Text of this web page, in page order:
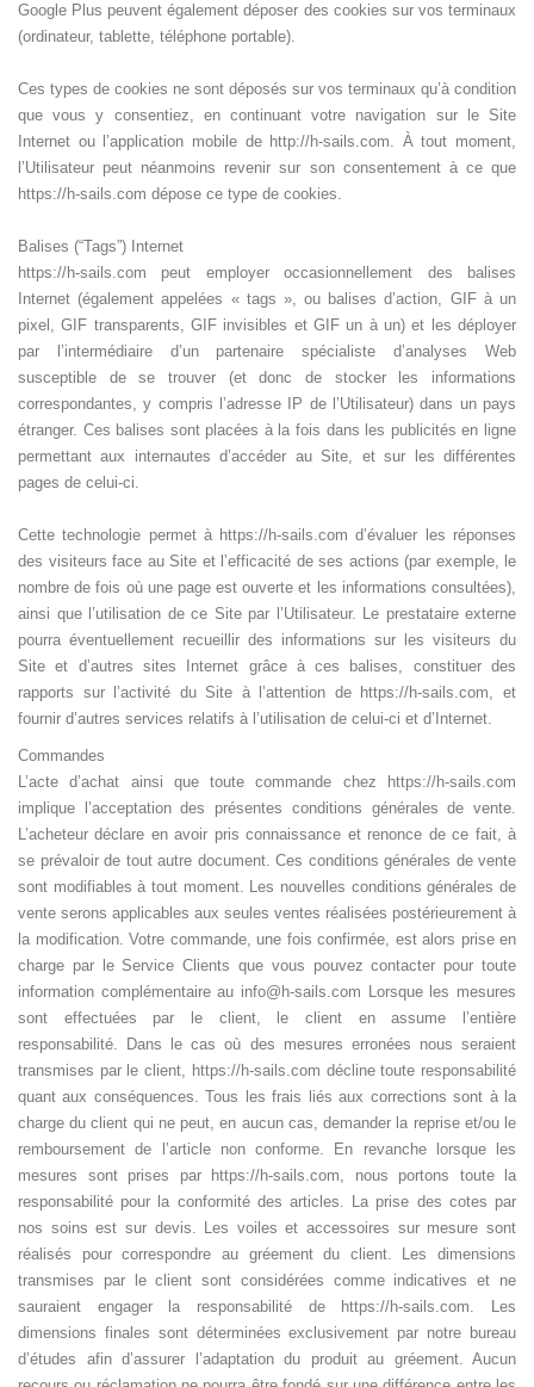
Google Plus peuvent également déposer des cookies sur vos terminaux
(ordinateur, tablette, téléphone portable).
Ces types de cookies ne sont déposés sur vos terminaux qu’à condition
que vous y consentiez, en continuant votre navigation sur le Site
Internet ou l’application mobile de http://h-sails.com. À tout moment,
l’Utilisateur peut néanmoins revenir sur son consentement à ce que
https://h-sails.com dépose ce type de cookies.
Balises (“Tags”) Internet
https://h-sails.com peut employer occasionnellement des balises
Internet (également appelées « tags », ou balises d’action, GIF à un
pixel, GIF transparents, GIF invisibles et GIF un à un) et les déployer
par l’intermédiaire d’un partenaire spécialiste d’analyses Web
susceptible de se trouver (et donc de stocker les informations
correspondantes, y compris l’adresse IP de l’Utilisateur) dans un pays
étranger. Ces balises sont placées à la fois dans les publicités en ligne
permettant aux internautes d’accéder au Site, et sur les différentes
pages de celui-ci.
Cette technologie permet à https://h-sails.com d’évaluer les réponses
des visiteurs face au Site et l’efficacité de ses actions (par exemple, le
nombre de fois où une page est ouverte et les informations consultées),
ainsi que l’utilisation de ce Site par l’Utilisateur. Le prestataire externe
pourra éventuellement recueillir des informations sur les visiteurs du
Site et d’autres sites Internet grâce à ces balises, constituer des
rapports sur l’activité du Site à l’attention de https://h-sails.com, et
fournir d’autres services relatifs à l’utilisation de celui-ci et d’Internet.
Commandes
L’acte d’achat ainsi que toute commande chez
https://h-sails.com
implique l’acceptation des présentes conditions générales de vente.
L’acheteur déclare en avoir pris connaissance et renonce de ce fait, à
se prévaloir de tout autre document. Ces conditions générales de vente
sont modifiables à tout moment. Les nouvelles conditions générales de
vente serons applicables aux seules ventes réalisées postérieurement à
la modification. Votre commande, une fois confirmée, est alors prise en
charge par le Service Clients que vous pouvez contacter pour toute
information complémentaire au info@h-sails.com Lorsque les mesures
sont effectuées par le client, le client en assume l’entière
responsabilité. Dans le cas où des mesures erronées nous seraient
transmises par le client, https://h-sails.com décline toute responsabilité
quant aux conséquences. Tous les frais liés aux corrections sont à la
charge du client qui ne peut, en aucun cas, demander la reprise et/ou le
remboursement de l’article non conforme. En revanche lorsque les
mesures sont prises par https://h-sails.com, nous portons toute la
responsabilité pour la conformité des articles. La prise des cotes par
nos soins est sur devis. Les voiles et accessoires sur mesure sont
réalisés pour correspondre au gréement du client. Les dimensions
transmises par le client sont considérées comme indicatives et ne
sauraient engager la responsabilité de https://h-sails.com. Les
dimensions finales sont déterminées exclusivement par notre bureau
d’études afin d’assurer l’adaptation du produit au gréement. Aucun